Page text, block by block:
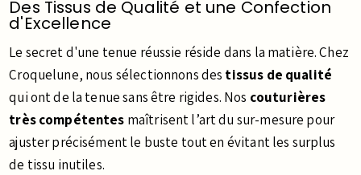
Des Tissus de Qualité et une Confection
d'Excellence
Le secret d'une tenue réussie réside dans la matière. Chez
Croquelune, nous sélectionnons des tissus de qualité
qui ont de la tenue sans être rigides. Nos couturières
très compétentes maîtrisent l’art du sur-mesure pour
ajuster précisément le buste tout en évitant les surplus
de tissu inutiles.